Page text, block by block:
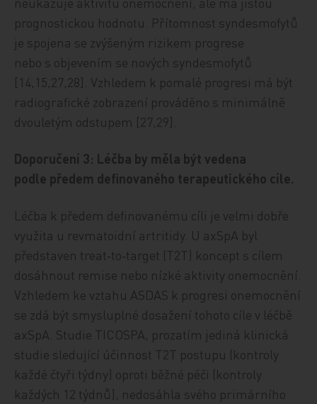
prognostickou hodnotu. Přítomnost syndesmofytů
je spojena se zvýšeným rizikem progrese
nebo s objevením se nových syndesmofytů
[14,15,27,28]. Vzhledem k pomalé progresi má být
radiografické zobrazení prováděno s minimálně
dvouletým odstupem [27,29].
Doporučení 3: Léčba by měla být vedena
podle předem definovaného terapeutického cíle.
Léčba k předem definovanému cíli je velmi dobře
využita u revmatoidní artritidy. U axSpA byl
představen treat‑to‑target (T2T) koncept s cílem
dosáhnout remise nebo nízké aktivity onemocnění.
Vzhledem ke vztahu ASDAS k progresi onemocnění
se zdá být smysluplné dosažení tohoto cíle v léčbě
axSpA. Studie TICOSPA, prozatím jediná klinická
studie sledující účinnost T2T postupu (kontroly
každé čtyři týdny) oproti běžné péči (kontroly
každých 12 týdnů), nedosáhla svého primárního